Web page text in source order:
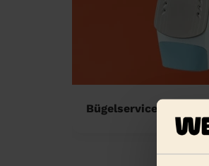
Bügelservice zu Hause